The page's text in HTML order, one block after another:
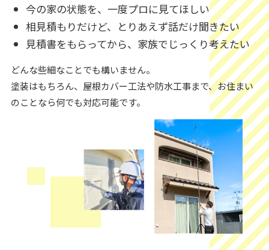
今の家の状態を、一度プロに見てほしい
相見積もりだけど、とりあえず話だけ聞きたい
見積書をもらってから、家族でじっくり考えたい
どんな些細なことでも構いません。
塗装はもちろん、屋根カバー工法や防水工事まで、お住まい
のことなら何でも対応可能です。